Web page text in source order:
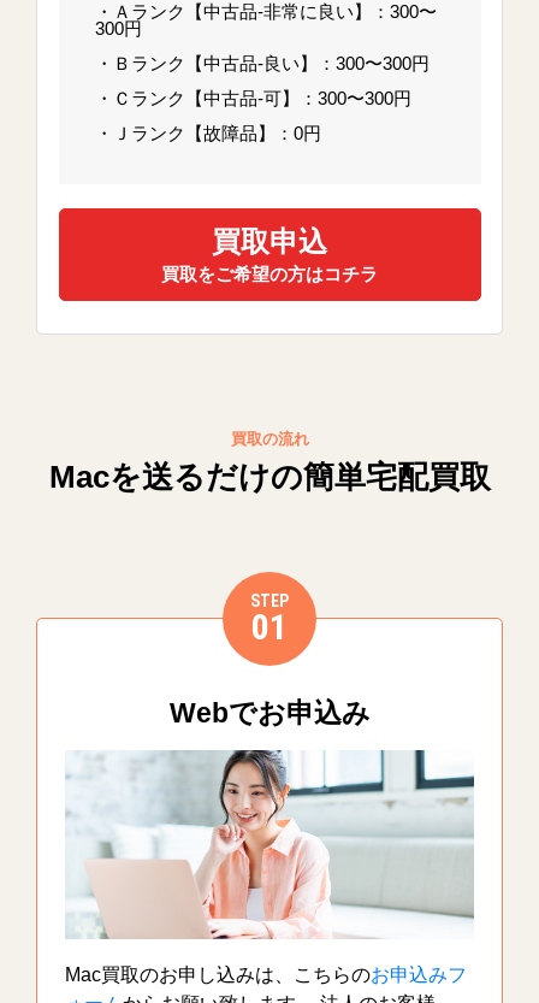
・Ａランク【中古品-非常に良い】：300〜
300円
・Ｂランク【中古品-良い】：300〜300円
・Ｃランク【中古品-可】：300〜300円
・Ｊランク【故障品】：0円
買取申込
買取をご希望の方はコチラ
買取の流れ
Macを送るだけの簡単宅配買取
STEP
01
Webでお申込み
Mac買取のお申し込みは、こちらのお申込みフ